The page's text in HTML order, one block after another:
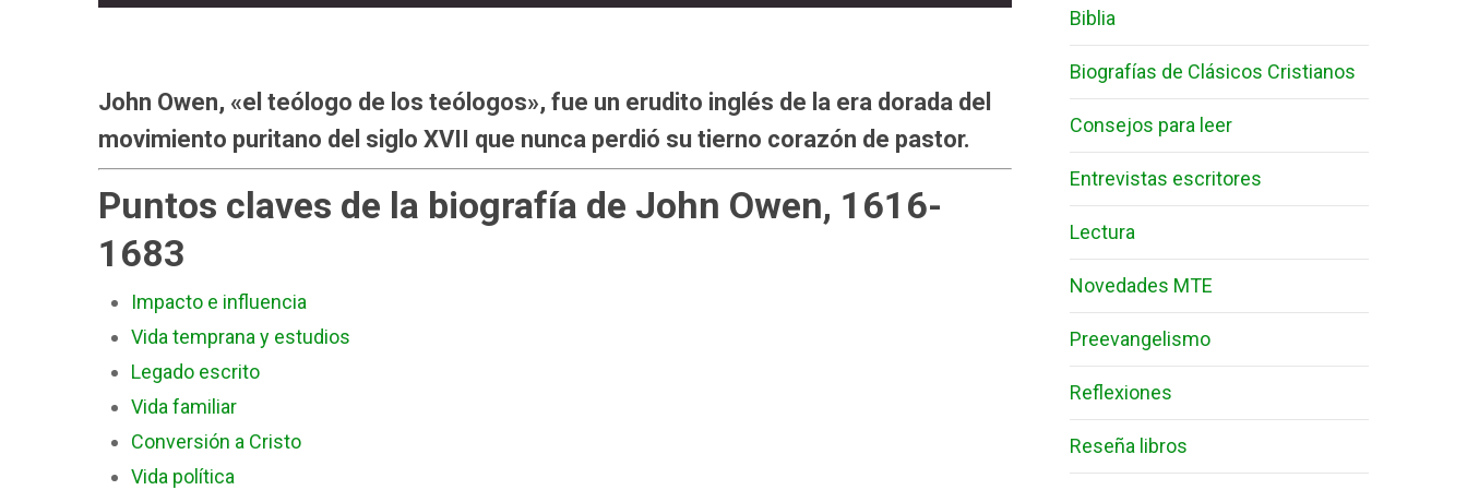
John Owen, «el teólogo de los teólogos», fue un erudito inglés de la era dorada del
movimiento puritano del siglo XVII que nunca perdió su tierno corazón de pastor.
Puntos claves de la biografía de John Owen, 1616-
1683
Impacto e influencia
Vida temprana y estudios
Legado escrito
Vida familiar
Conversión a Cristo
Vida política
Biblia
Biografías de Clásicos Cristianos
Consejos para leer
Entrevistas escritores
Lectura
Novedades MTE
Preevangelismo
Reflexiones
Reseña libros